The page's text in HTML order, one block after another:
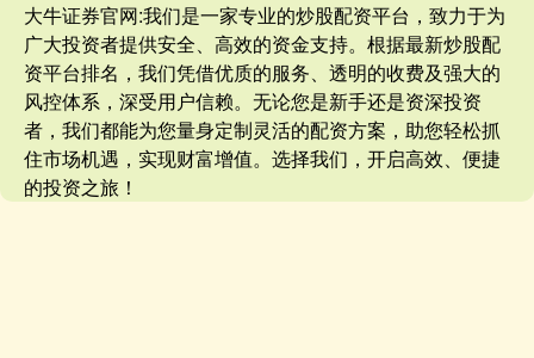
大牛证券官网:我们是一家专业的炒股配资平台，致力于为
广大投资者提供安全、高效的资金支持。根据最新炒股配
资平台排名，我们凭借优质的服务、透明的收费及强大的
风控体系，深受用户信赖。无论您是新手还是资深投资
者，我们都能为您量身定制灵活的配资方案，助您轻松抓
住市场机遇，实现财富增值。选择我们，开启高效、便捷
的投资之旅！